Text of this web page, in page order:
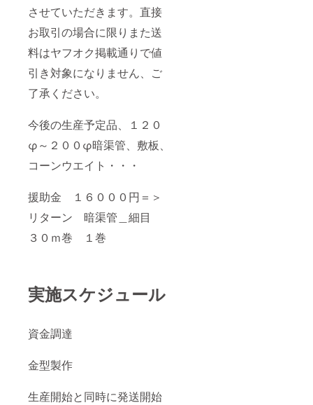
させていただきます。直接
お取引の場合に限りまた送
料はヤフオク掲載通りで値
引き対象になりません、ご
了承ください。
今後の生産予定品、１２０
φ～２００φ暗渠管、敷板、
コーンウエイト・・・
援助金 １６０００円＝＞
リターン 暗渠管＿細目
３０ｍ巻 １巻
実施スケジュール
資金調達
金型製作
生産開始と同時に発送開始